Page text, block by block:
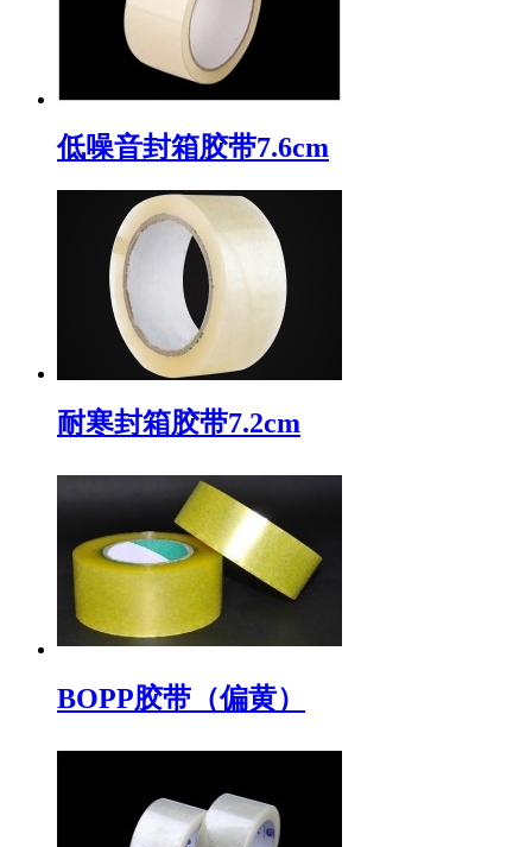
低噪音封箱胶带7.6cm
耐寒封箱胶带7.2cm
BOPP胶带（偏黄）